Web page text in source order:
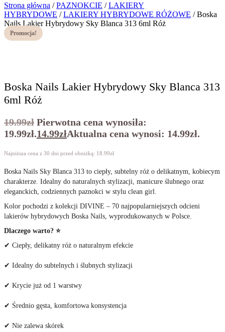
Strona główna /PAZNOKCIE /LAKIERY
HYBRYDOWE /LAKIERY HYBRYDOWE RÓŻOWE / Boska
Nails Lakier Hybrydowy Sky Blanca 313 6ml Róż
Promocja!
Boska Nails Lakier Hybrydowy Sky Blanca 313
6ml Róż
19.99zł Pierwotna cena wynosiła:
19.99zł.14.99złAktualna cena wynosi: 14.99zł.
Najniższa cena z 30 dni przed obniżką: 18.99zł
Boska Nails Sky Blanca 313 to ciepły, subtelny róż o delikatnym, kobiecym
charakterze. Idealny do naturalnych stylizacji, manicure ślubnego oraz
eleganckich, codziennych paznokci w stylu clean girl.
Kolor pochodzi z kolekcji DIVINE – 70 najpopularniejszych odcieni
lakierów hybrydowych Boska Nails, wyprodukowanych w Polsce.
Dlaczego warto? ⭐
✔ Ciepły, delikatny róż o naturalnym efekcie
✔ Idealny do subtelnych i ślubnych stylizacji
✔ Krycie już od 1 warstwy
✔ Średnio gęsta, komfortowa konsystencja
✔ Nie zalewa skórek